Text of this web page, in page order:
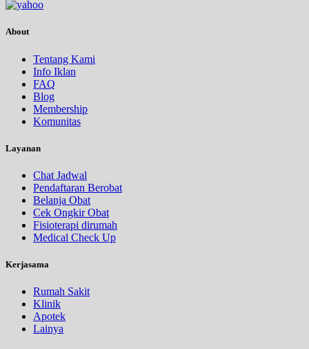
About
Tentang Kami
Info Iklan
FAQ
Blog
Membership
Komunitas
Layanan
Chat Jadwal
Pendaftaran Berobat
Belanja Obat
Cek Ongkir Obat
Fisioterapi dirumah
Medical Check Up
Kerjasama
Rumah Sakit
Klinik
Apotek
Lainya